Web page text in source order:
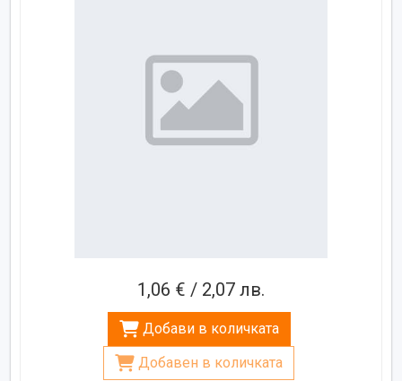
1,06 € / 2,07 лв.
Добави в количката
Добавен в количката